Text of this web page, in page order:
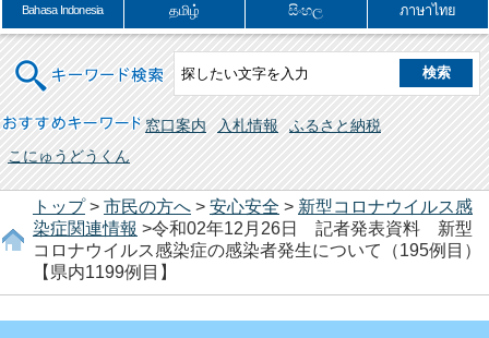
Bahasa Indonesia தமிழ் සිංහල ภาษาไทย
キーワード検索
おすすめキーワード 窓口案内 入札情報
ふるさと納税
こにゅうどうくん
トップ> 市民の方へ > 安心安全 > 新型コロナウイルス感
染症関連情報 >令和02年12月26日 記者発表資料 新型
コロナウイルス感染症の感染者発生について（195例目）
【県内1199例目】